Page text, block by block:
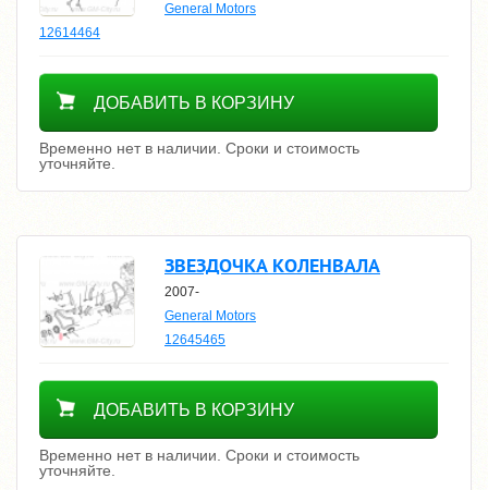
General Motors
12614464
Уточнить цену
ДОБАВИТЬ В КОРЗИНУ
Временно нет в наличии. Сроки и стоимость
уточняйте.
ЗВЕЗДОЧКА КОЛЕНВАЛА
2007-
General Motors
12645465
Уточнить цену
ДОБАВИТЬ В КОРЗИНУ
Временно нет в наличии. Сроки и стоимость
уточняйте.